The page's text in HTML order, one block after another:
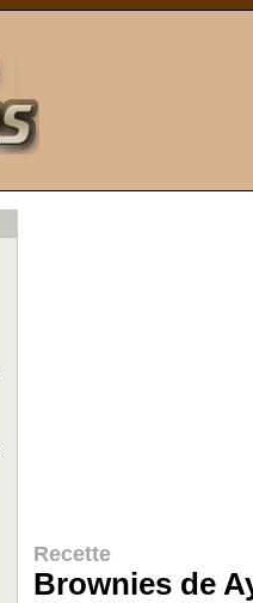
Recette
Brownies de